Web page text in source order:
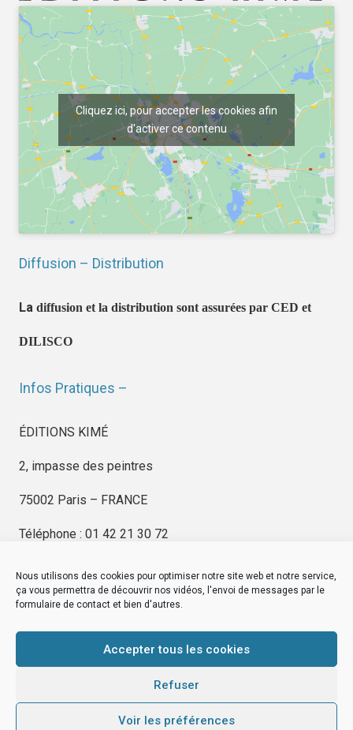
Nous utilisons des cookies pour optimiser notre site web et notre service,
ça vous permettra de découvrir nos vidéos, l'envoi de messages par le
formulaire de contact et bien d'autres.
Accepter tous les cookies
Refuser
Voir les préférences
Cliquez ici, pour accepter les cookies afin
d'activer ce contenu
Diffusion – Distribution
La diffusion et la distribution sont assurées par CED et
DILISCO
Infos Pratiques –
ÉDITIONS KIMÉ
2, impasse des peintres
75002 Paris – FRANCE
Téléphone : 01 42 21 30 72
© byeDovel.com
editionskime.fr